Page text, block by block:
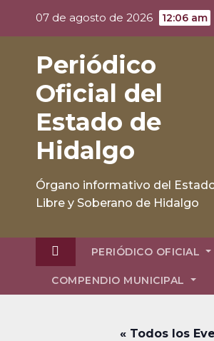
07 de agosto de 2026 12:06 am
Periódico
Oficial del
Estado de
Hidalgo
Órgano informativo del
Libre y Soberano de Hidalgo
PERIÓDICO OFICIAL
COMPENDIO MUNICIPAL
« Todos los